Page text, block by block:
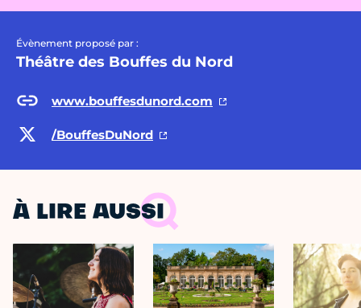
Évènement proposé par :
Théâtre des Bouffes du Nord
www.bouffesdunord.com
/BouffesDuNord
À LIRE AUSSI